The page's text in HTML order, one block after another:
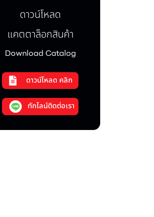
ดาวน์โหลด
แคตตาล็อกสินค้า
Download Catalog
ดาวน์โหลด คลิก
ทักไลน์ติดต่อเรา